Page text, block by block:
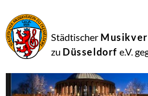
Städtischer
zu Düsseldorf e.V.